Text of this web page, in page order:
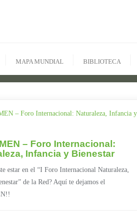
MAPA MUNDIAL BIBLIOTECA
– Foro Internacional:
Infancia y Bienestar
estar en el “I Foro Internacional Naturaleza,
de la Red? Aquí te dejamos el